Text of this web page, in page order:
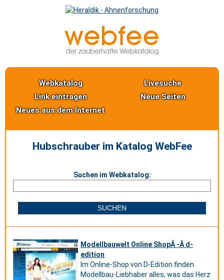
Webkatalog
Livesuche
Link eintragen
Neue Seiten
Neues aus dem Internet
Hubschrauber im Katalog WebFee
Suchen im Webkatalog:
Modellbauwelt Online ShopÂ -Â d-
edition
Im Online-Shop von D-Edition finden
Modellbau-Liebhaber alles, was das Herz